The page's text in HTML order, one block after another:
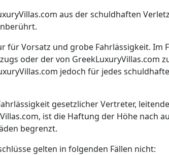
aus der schuldhaften
für Vorsatz und grobe Fahrlässigkeit. Im
oder der von GreekLuxuryVillas.com
jedoch für jedes
gesetzlicher Vertreter,
ist die Haftung der Höhe nach
begrenzt.
gelten in folgenden Fällen nicht: